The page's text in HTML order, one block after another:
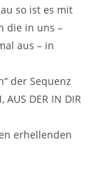
so ist es mit
die in uns –
aus – in
der Sequenz
AUS DER IN DIR
erhellenden